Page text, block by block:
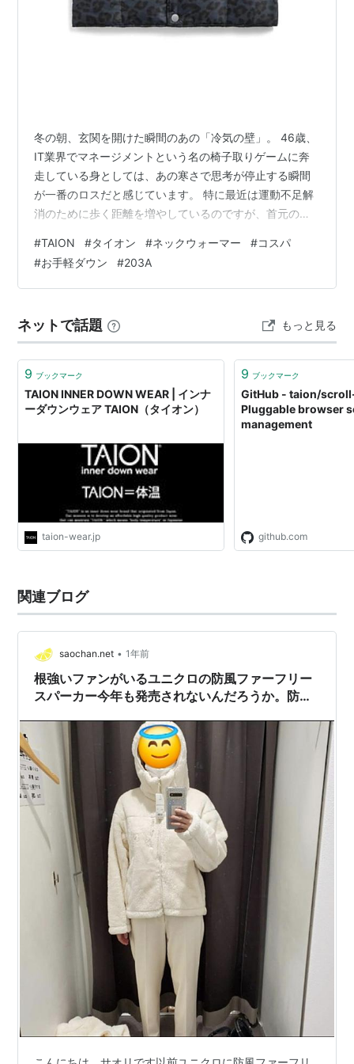
冬の朝、玄関を開けた瞬間のあの「冷気の壁」。 46歳、
IT業界でマネージメントという名の椅子取りゲームに奔
走している身としては、あの寒さで思考が停止する瞬間
が一番のロスだと感じています。 特に最近は運動不足解
消のために歩く距離を増やしているのですが、首元の装
かります。 そこで今、私の「次なる機材」として導入を
検討しているのが、日本発のインナーダウンブランド、
TAION（タイオン）の「ベーシック ダウンネックウォー
元にはありません。 でも、スペック表とブランド背景を
読み解くほど、私のよう…
#TAION #タイオン #ネックウォーマー #コスパ
#お手軽ダウン #203A
ネットで話題 もっと見る
9 ブックマーク
TAION INNER DOWN WEAR | インナ
ーダウンウェア TAION（タイオン）
taion-wear.jp
9 ブックマーク
GitHub - taion/
Pluggable browser
management
github.com
関連ブログ
saochan.net • 1年前
根強いファンがいるユニクロの防風ファーフリー
スパーカー今年も発売されないんだろうか。防風